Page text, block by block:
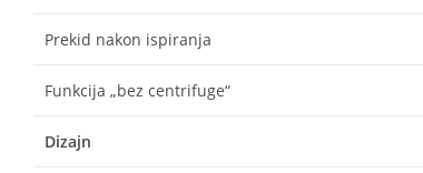
Prekid nakon ispiranja
Funkcija „bez centrifuge“
Dizajn